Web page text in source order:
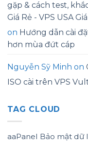
gặp & cách test,
Giá Rẻ - VPS USA
on Hướng dẫn cài
hơn mùa đứt cáp
Nguyễn Sỹ Minh on
ISO cài trên VPS
TAG CLOUD
aaPanel Bảo mật dữ